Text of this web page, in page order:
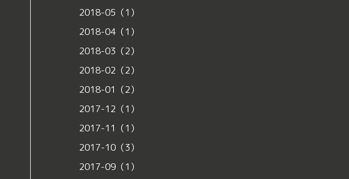
2018-05（1）
2018-04（1）
2018-03（2）
2018-02（2）
2018-01（2）
2017-12（1）
2017-11（1）
2017-10（3）
2017-09（1）